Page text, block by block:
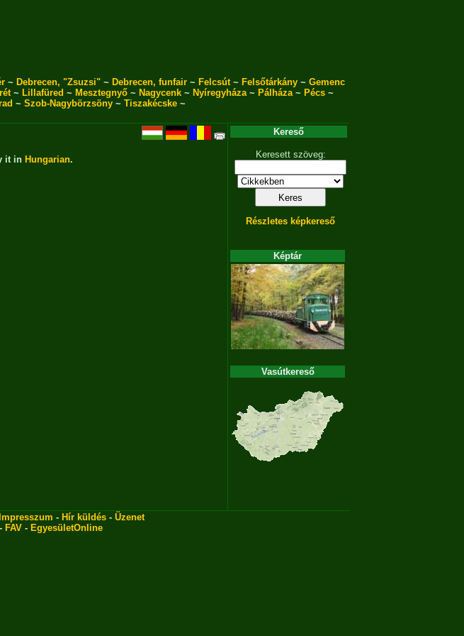
~ Debrecen, "Zsuzsi"~ Debrecen, funfair~ Felcsút~ Felsőtárkány~ Gemenc
~ Lillafüred ~ Mesztegnyő~ Nagycenk~ Nyíregyháza~ Pálháza~ Pécs~
~ Szob-Nagybörzsöny ~ Tiszakécske ~
it in Hungarian.
Kereső
Keresett szöveg:
Részletes képkereső
Képtár
Vasútkereső
Impresszum - Hír küldés - Üzenet
FAV - EgyesületOnline